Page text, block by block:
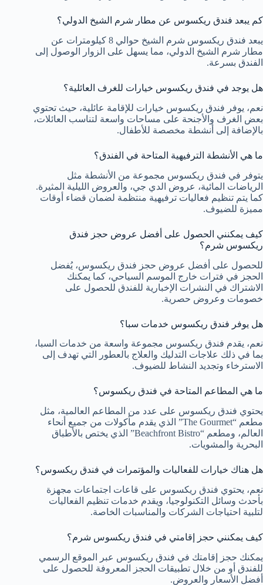
كم يبعد فندق ريكسوس عن مطار شرم الشيخ الدولي؟
يبعد فندق ريكسوس شرم الشيخ حوالي 8 كيلومترات عن
مطار شرم الشيخ الدولي، مما يسهل على الزوار الوصول إلى
الفندق بسرعة.
هل يوجد في فندق ريكسوس خيارات للغرف العائلية؟
نعم، يوفر فندق ريكسوس خيارات للإقامة عائلية، حيث تحتوي
بعض الغرف والأجنحة على مساحات واسعة لتناسب العائلات،
بالإضافة إلى أنشطة مخصصة للأطفال.
ما هي الأنشطة الترفيهية المتاحة في الفندق؟
يتوفر في فندق ريكسوس مجموعة من الأنشطة مثل
الرياضات المائية، عروض الدي جي، والعروض الليلية المثيرة.
كما يتم تنظيم فعاليات ترفيهية منتظمة لضمان قضاء أوقات
مميزة للضيوف.
كيف يمكنني الحصول على أفضل عروض حجز فندق
ريكسوس شرم؟
للحصول على أفضل عروض حجز فندق ريكسوس، يُفضل
الحجز في فترات خارج الموسم السياحي، كما يمكنك
الاشتراك في النشرات الإخبارية للفندق للحصول على
خصومات وعروض حصرية.
هل يوفر فندق ريكسوس خدمات سبا؟
نعم، يقدم فندق ريكسوس مجموعة واسعة من خدمات السبا،
بما في ذلك علاجات التدليك والعلاج بالعطور التي تهدف إلى
الاسترخاء وتجديد النشاط للضيوف.
ما هي المطاعم المتاحة في فندق ريكسوس؟
يحتوي فندق ريكسوس على عدد من المطاعم العالمية، مثل
مطعم “The Gourmet” الذي يقدم مأكولات من جميع أنحاء
العالم، ومطعم “Beachfront Bistro” الذي يختص بالأطباق
البحرية والمشويات.
هل هناك خيارات للفعاليات والمؤتمرات في فندق ريكسوس؟
نعم، يحتوي فندق ريكسوس على قاعات اجتماعات مجهزة
بأحدث وسائل التكنولوجيا، ويقدم خدمات تنظيم الفعاليات
لتلبية احتياجات الشركات والمناسبات الخاصة.
كيف يمكنني حجز إقامتي في فندق ريكسوس شرم؟
يمكنك حجز إقامتك في فندق ريكسوس عبر الموقع الرسمي
للفندق أو من خلال تطبيقات الحجز المعروفة للحصول على
أفضل الأسعار والعروض.